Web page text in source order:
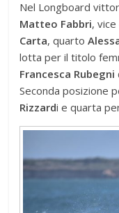
Nel Longboard
Matteo Fabbri,
Carta, quarto
lotta per il titolo
Francesca Rubegni
Seconda posizione
Rizzardi e quarta